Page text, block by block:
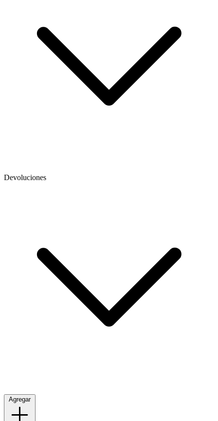
Devoluciones
Agregar